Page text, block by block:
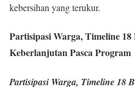
kebersihan yang terukur.
Partisipasi Warga, Timeline
Keberlanjutan Pasca Program
Partisipasi Warga, Timeline 18